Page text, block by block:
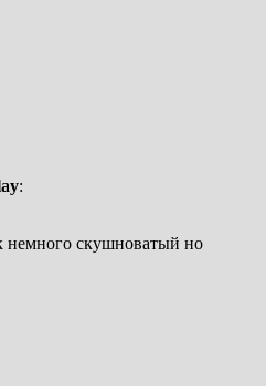
:
немного скушноватый но